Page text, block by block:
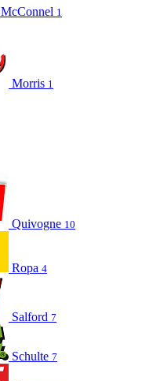
McConnel 1
Morris 1
Quivogne 10
Ropa 4
Salford 7
Schulte 7